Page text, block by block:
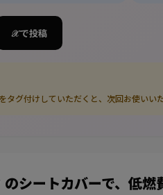
𝒳 で投稿
タグ付けしていただくと、次回お使いい
のシートカバーで、低